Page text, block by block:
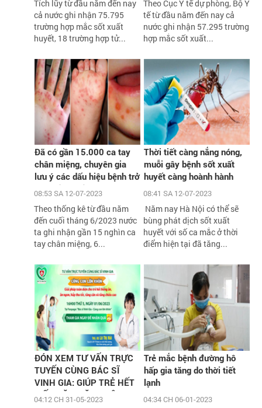
Tích lũy từ đầu năm đến nay
cả nước ghi nhận 75.795
trường hợp mắc sốt xuất
huyết, 18 trường hợp tử...
Theo Cục Y tế dự phòng, Bộ Y
tế từ đầu năm đến nay cả
nước ghi nhận 57.295 trường
hợp mắc sốt xuất...
Đã có gần 15.000 ca tay
chân miệng, chuyên gia
lưu ý các dấu hiệu bệnh trở
nặng cần biết
08:53 SA 12-07-2023
Theo thống kê từ đầu năm
đến cuối tháng 6/2023 nước
ta ghi nhận gần 15 nghìn ca
tay chân miệng, 6...
Thời tiết càng nắng nóng,
muỗi gây bệnh sốt xuất
huyết càng hoành hành
08:41 SA 12-07-2023
Năm nay Hà Nội có thể sẽ
bùng phát dịch sốt xuất
huyết với số ca mắc ở thời
điểm hiện tại đã tăng...
ĐÓN XEM TƯ VẤN TRỰC
TUYẾN CÙNG BÁC SĨ
VINH GIA: GIÚP TRẺ HẾT
BIẾNG ĂN, TĂNG CÂN,
04:12 CH 31-05-2023
Trẻ mắc bệnh đường hô
hấp gia tăng do thời tiết
lạnh
04:34 CH 06-01-2023